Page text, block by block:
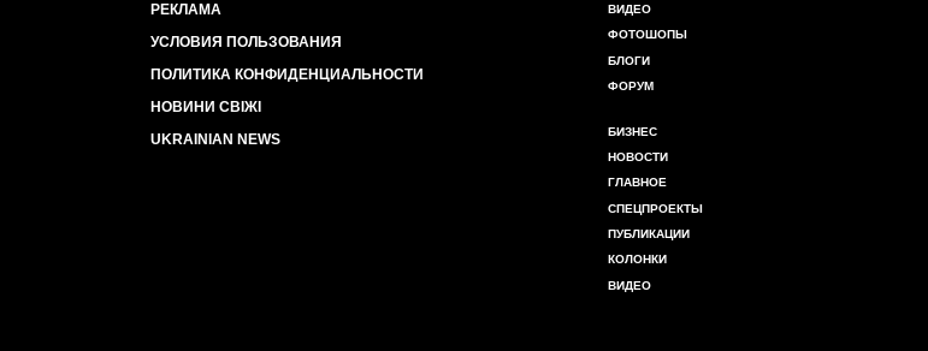
РЕКЛАМА
УСЛОВИЯ ПОЛЬЗОВАНИЯ
ПОЛИТИКА КОНФИДЕНЦИАЛЬНОСТИ
НОВИНИ СВІЖІ
UKRAINIAN NEWS
ВИДЕО
ФОТОШОПЫ
БЛОГИ
ФОРУМ
БИЗНЕС
НОВОСТИ
ГЛАВНОЕ
СПЕЦПРОЕКТЫ
ПУБЛИКАЦИИ
КОЛОНКИ
ВИДЕО